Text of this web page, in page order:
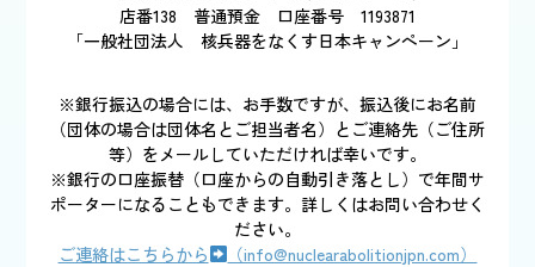
店番138 普通預金 口座番号 1193871
「一般社団法人 核兵器をなくす日本キャンペーン」
※銀行振込の場合には、お手数ですが、振込後にお名前
（団体の場合は団体名とご担当者名）とご連絡先（ご住所
等）をメールしていただければ幸いです。
※銀行の口座振替（口座からの自動引き落とし）で年間サ
ポーターになることもできます。詳しくはお問い合わせく
ださい。
ご連絡はこちらから
（info@nuclearabolitionjpn.com）